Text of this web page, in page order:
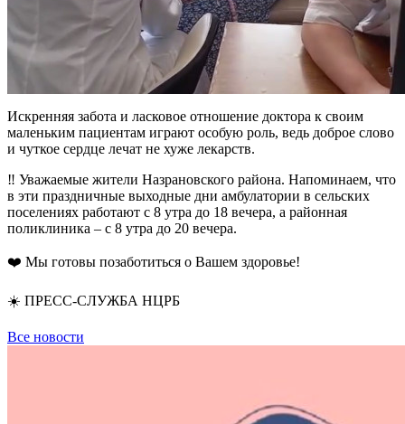
Искренняя забота и ласковое отношение доктора к своим
маленьким пациентам играют особую роль, ведь доброе слово
и чуткое сердце лечат не хуже лекарств.
‼️ Уважаемые жители Назрановского района. Напоминаем, что
в эти праздничные выходные дни амбулатории в сельских
поселениях работают с 8 утра до 18 вечера, а районная
поликлиника – с 8 утра до 20 вечера.
❤️ Мы готовы позаботиться о Вашем здоровье!
☀️ ПРЕСС-СЛУЖБА НЦРБ
Все новости